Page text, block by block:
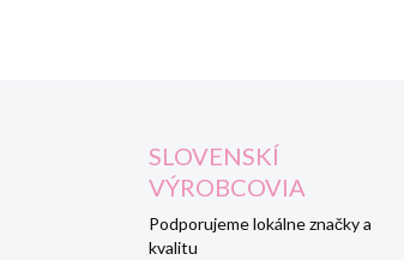
SLOVENSKÍ
VÝROBCOVIA
Podporujeme lokálne značky a
kvalitu